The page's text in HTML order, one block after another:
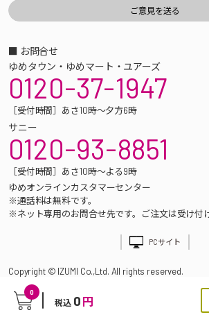
0
税込 0 円
■ お問合せ
ゆめタウン・ゆめマート・ユアーズ
0120-37-1947
［受付時間］あさ10時～夕方6時
サニー
0120-93-8851
［受付時間］あさ10時～よる9時
ゆめオンラインカスタマーセンター
※通話料は無料です。
※ネット専用のお問合せ先です。ご注文は受け付
PCサイト
Copyright © IZUMI Co.,Ltd. All rights reserved.